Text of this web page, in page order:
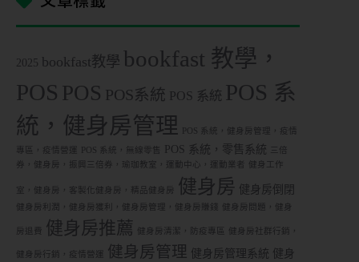
2025 bookfast教學 bookfast 教學，
POS POS POS系統 POS 系統 POS 系
統，健身房管理
POS 系統，健身房管理，疫情
專區，疫情營運 POS 系統，無線零售 POS 系統，零售系統
三倍
券，健身房，振興三倍券，瑜珈教室，運動中心，運動業者
健身工作
室，健身房，客製化健身房，精品健身房 健身房 健身房倒閉
健身房利潤，健身房獲利，健身房管理，健身房賺錢 健身房問題，健身
房退費 健身房推薦 健身房清潔，防疫專區 健身房社群行銷，
健身房行銷，疫情營運 健身房管理 健身房管理系統 健身